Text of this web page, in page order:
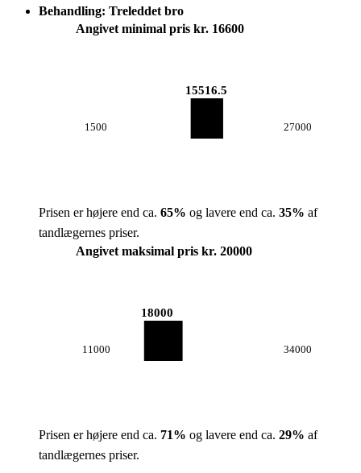
Behandling: Treleddet bro
Angivet minimal pris kr. 16600
1500
15516.5
27000
Prisen er højere end ca. 65% og lavere end ca. 35% af
tandlægernes priser.
Angivet maksimal pris kr. 20000
11000
18000
34000
Prisen er højere end ca. 71% og lavere end ca. 29% af
tandlægernes priser.